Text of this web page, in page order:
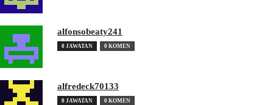
alfonsobeaty241
0 JAWATAN 0 KOMEN
alfredeck70133
0 JAWATAN 0 KOMEN